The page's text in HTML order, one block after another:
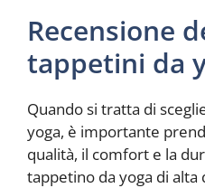
Recensione
tappetini da
Quando si tratta di
yoga, è importante
qualità, il comfort e la
tappetino da yoga di alta